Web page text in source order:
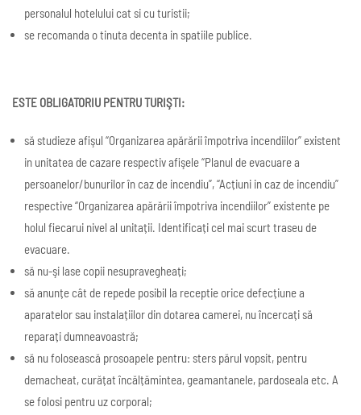
personalul hotelului cat si cu turistii;
se recomanda o tinuta decenta in spatiile publice.
ESTE OBLIGATORIU PENTRU TURIŞTI:
să studieze afişul “Organizarea apărării împotriva incendiilor” existent
in unitatea de cazare respectiv afişele “Planul de evacuare a
persoanelor/bunurilor în caz de incendiu”, “Acțiuni in caz de incendiu”
respective “Organizarea apărării împotriva incendiilor” existente pe
holul fiecarui nivel al unitații. Identificați cel mai scurt traseu de
evacuare.
să nu-şi lase copii nesupravegheați;
să anunțe cât de repede posibil la receptie orice defecțiune a
aparatelor sau instalațiilor din dotarea camerei, nu încercați să
reparați dumneavoastră;
să nu folosească prosoapele pentru: sters părul vopsit, pentru
demacheat, curățat încălțămintea, geamantanele, pardoseala etc. A
se folosi pentru uz corporal;